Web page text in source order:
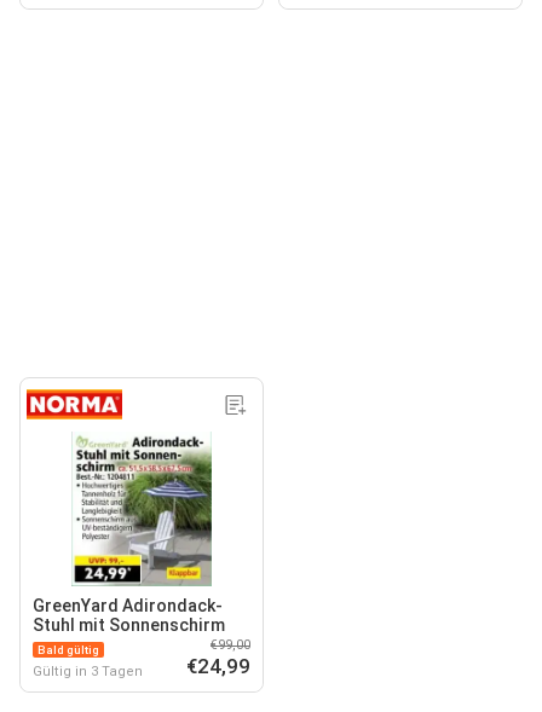
GreenYard Adirondack-
Stuhl mit Sonnenschirm
Bald gültig
Gültig in 3 Tagen
€99,00
€24,99